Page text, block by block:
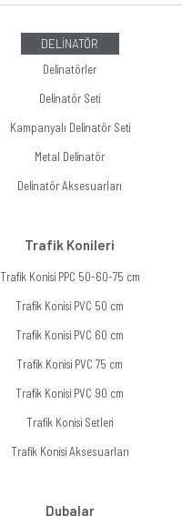
DELİNATÖR
Delinatörler
Delinatör Seti
Kampanyalı Delinatör Seti
Metal Delinatör
Delinatör Aksesuarları
Trafik Konileri
Trafik Konisi PPC 50-60-75 cm
Trafik Konisi PVC 50 cm
Trafik Konisi PVC 60 cm
Trafik Konisi PVC 75 cm
Trafik Konisi PVC 90 cm
Trafik Konisi Setleri
Trafik Konisi Aksesuarları
Dubalar